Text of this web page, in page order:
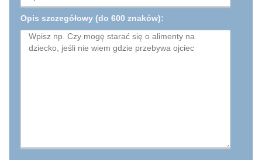
Opis szczegółowy (do 600 znaków):